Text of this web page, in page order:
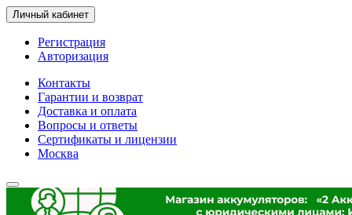
Личный кабинет
Регистрация
Авторизация
Контакты
Гарантии и возврат
Доставка и оплата
Вопросы и ответы
Сертификаты и лицензии
Москва